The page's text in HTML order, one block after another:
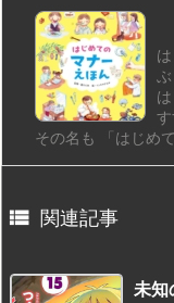
その名も 「はじめ
 関連記事
未知